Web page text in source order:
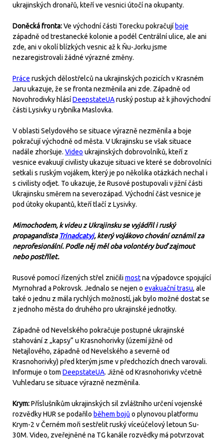
ukrajinských dronařů, kteří ve vesnici útočí na okupanty.
Doněcká fronta:Ve východní části Torecku pokračujíboje
západně od trestanecké kolonie a podél Centrální ulice, ale ani
zde, ani v okolí blízkých vesnic až k Ňu-Jorku jsme
nezaregistrovali žádné výrazné změny.
Práce ruských dělostřelců na ukrajinských pozicích v Krasném
Jaru ukazuje, že se fronta nezměnila ani zde. Západně od
Novohrodivky hlásíDeepstateUAruský postup až k jihovýchodní
části Lysivky u rybníka Maslovka.
V oblasti Selydového se situace výrazně nezměnila a boje
pokračují východně od města. V Ukrajinsku se však situace
nadále zhoršuje. Video ukrajinských dobrovolníků, kteří z
vesnice evakuují civilisty ukazuje situaci ve které se dobrovolníci
setkali s ruským vojákem, který je po několika otázkách nechal i
s civilisty odjet. To ukazuje, že Rusové postupovali v jižní části
Ukrajinsku směrem na severozápad. Východní část vesnice je
pod útoky okupantů, kteří tlačí z Lysivky.
Mimochodem, k videu z Ukrajinsku se vyjádřil i ruský
propagandista Trinadcatyj, který vojákovo chování oznámil za
neprofesionální. Podle něj měl oba volontéry buď zajmout
nebo postřílet.
Rusové pomocí řízených střel zničilimostna výpadovce spojující
Myrnohrad a Pokrovsk. Jednalo se nejen o evakuační trasu, ale
také o jednu z mála rychlých možností, jak bylo možné dostat se
z jednoho města do druhého pro ukrajinské jednotky.
Západně od Nevelského pokračuje postupné ukrajinské
stahování z „kapsy“ u Krasnohorivky (území jižně od
Netajlového, západně od Nevelského a severně od
Krasnohorivky) před kterým jsme v předchozích dnech varovali.
Informuje o tom DeepstateUA. Jižně od Krasnohorivky včetně
Vuhledaru se situace výrazně nezměnila.
Krym:Příslušníkům ukrajinských sil zvláštního určení vojenské
rozvědky HUR se podařilo během bojů o plynovou platformu
Krym-2 v Černém moři sestřelit ruský víceúčelový letoun Su-
30M. Video, zveřejněné na TG kanále rozvědky má potvrzovat